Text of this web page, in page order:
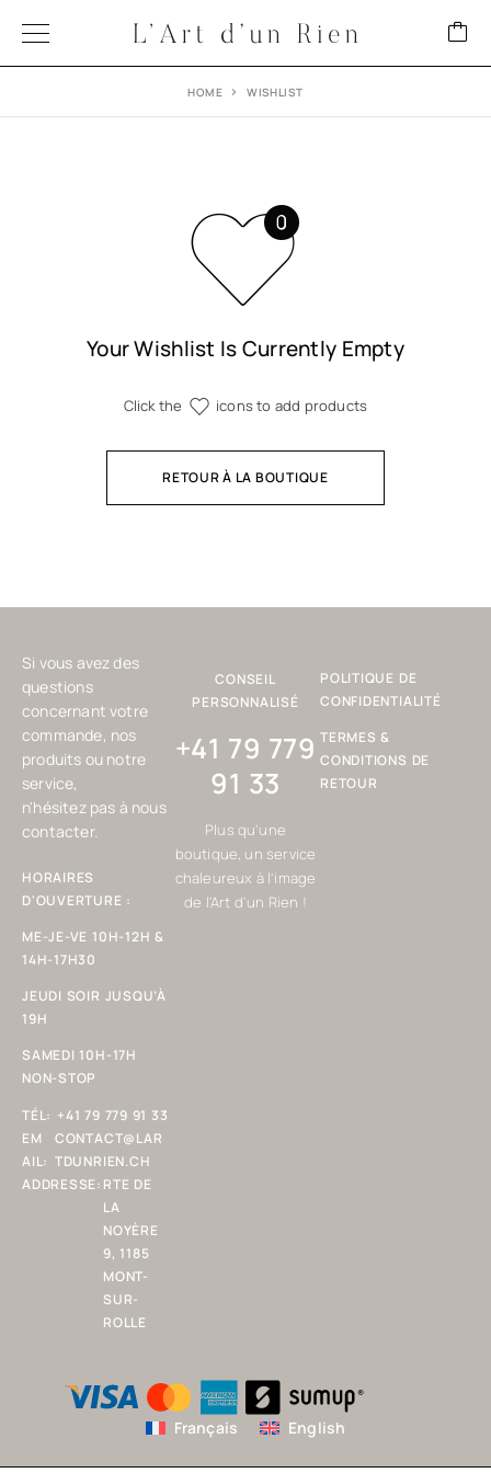
HOME WISHLIST
Your Wishlist Is Currently Empty
Click the icons to add products
RETOUR À LA BOUTIQUE
Si vous avez des
questions
concernant votre
commande, nos
produits ou notre
service,
n'hésitez pas à nous
contacter.
HORAIRES
D'OUVERTURE :
ME-JE-VE 10H-12H &
14H-17H30
JEUDI SOIR JUSQU’À
19H
SAMEDI 10H-17H
NON-STOP
TÉL: +41 79 779 91 33
EM
AIL:
CONTACT@LAR
TDUNRIEN.CH
ADDRESSE: RTE DE
LA
NOYÈRE
9, 1185
MONT-
SUR-
ROLLE
CONSEIL
PERSONNALISÉ
+41 79 779
91 33
Plus qu'une
boutique, un service
chaleureux à l'image
de l'Art d'un Rien !
POLITIQUE DE
CONFIDENTIALITÉ
TERMES &
CONDITIONS DE
RETOUR
Français English